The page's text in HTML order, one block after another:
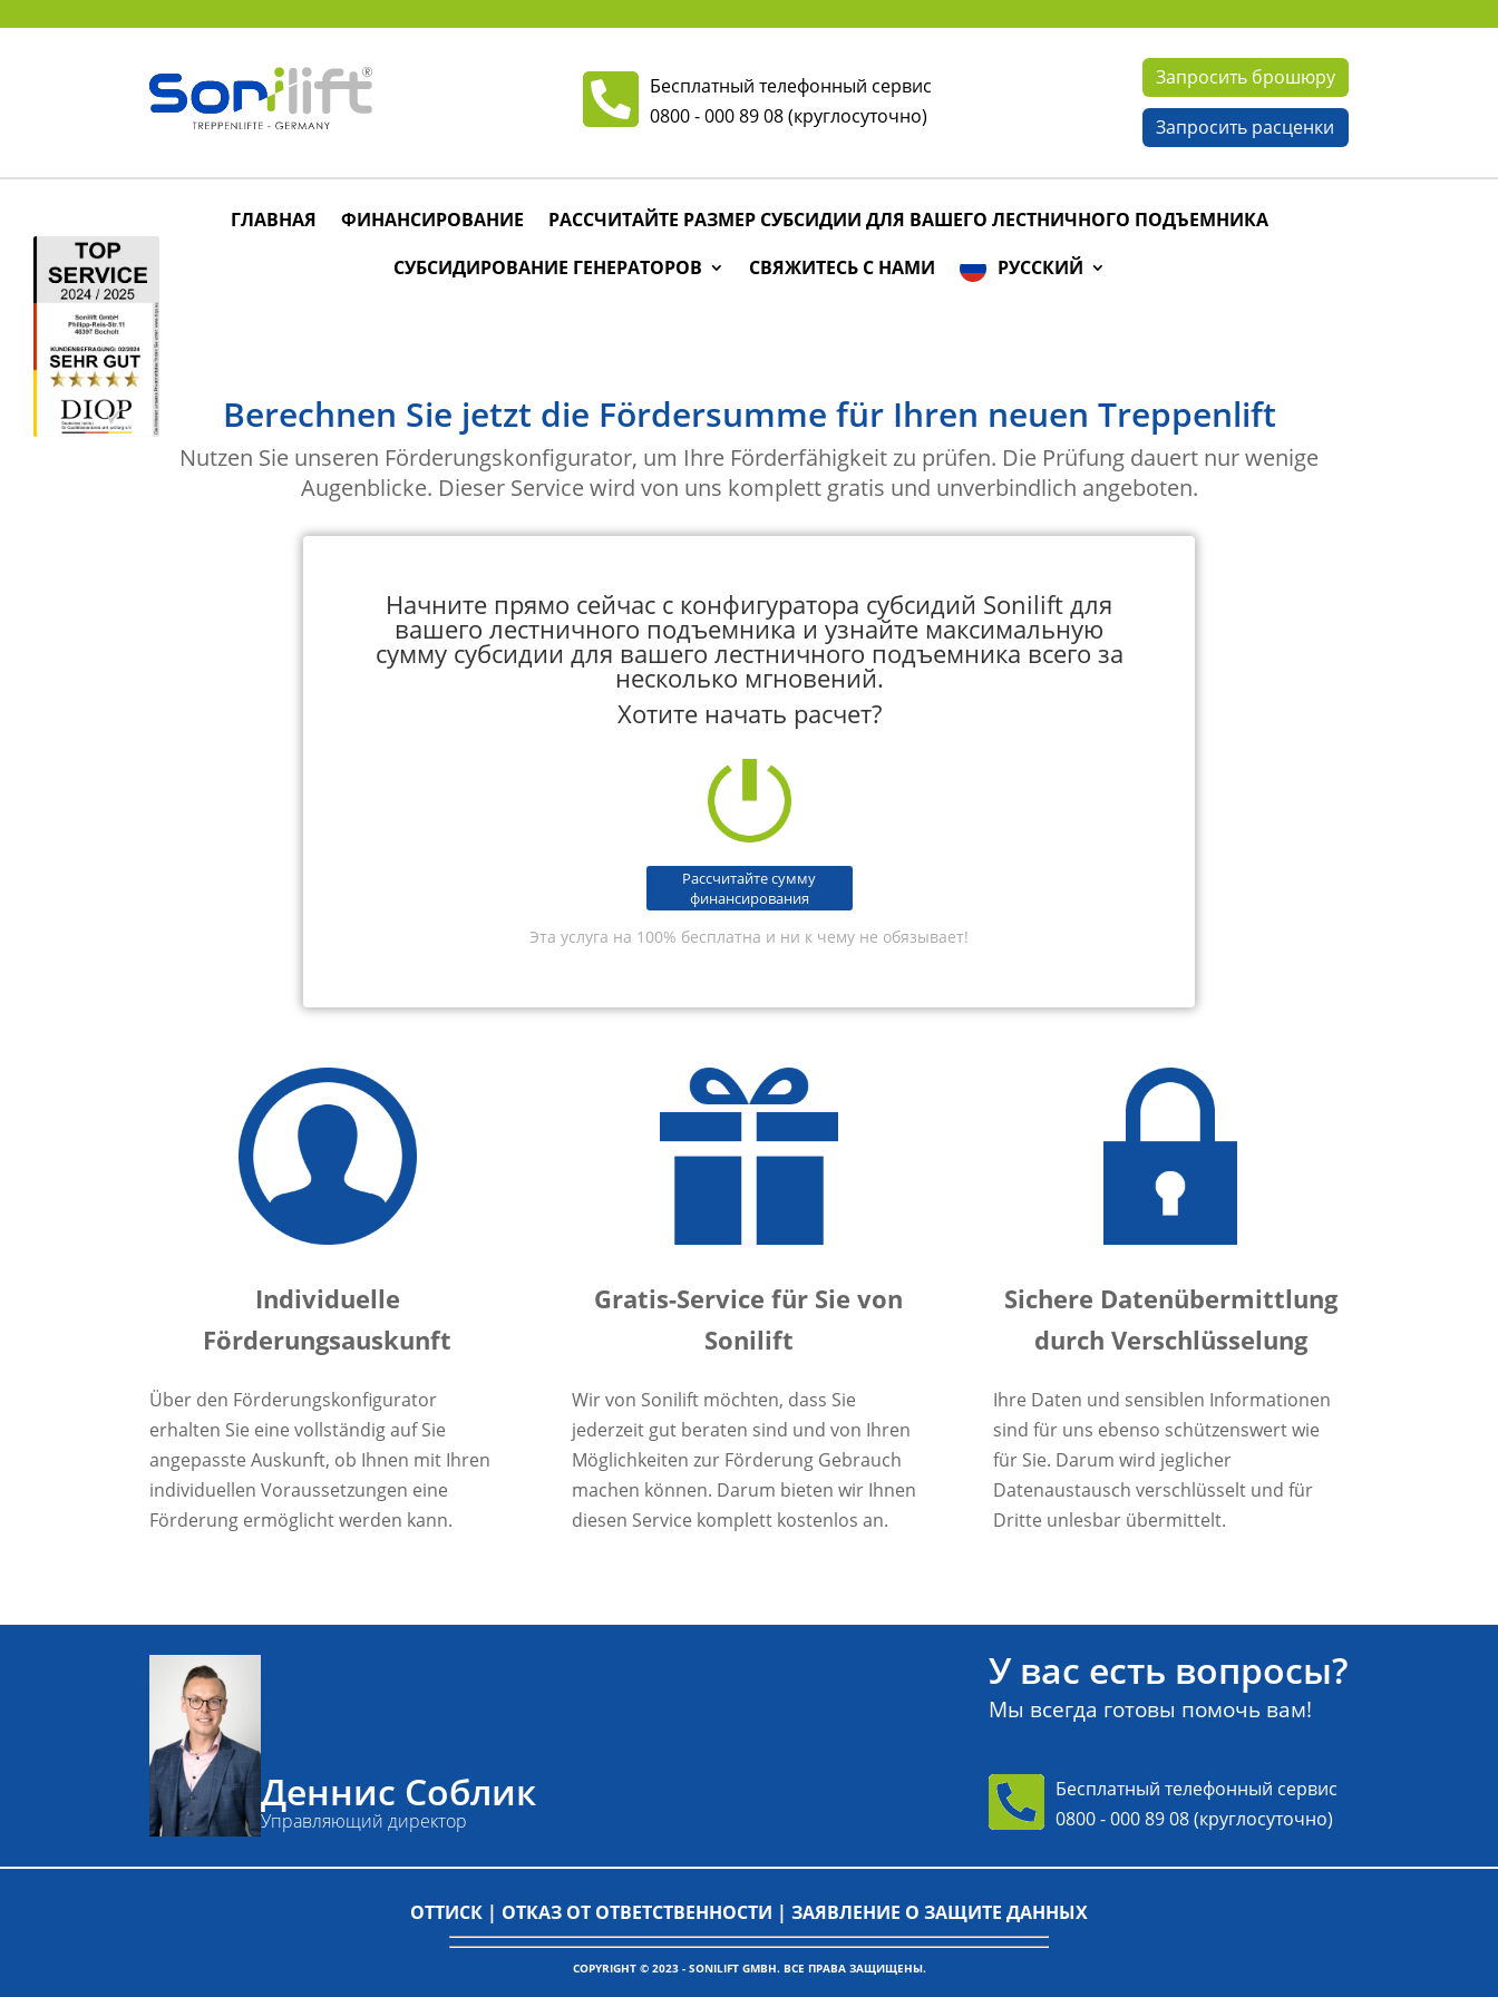
Бесплатный телефонный сервис
0800 - 000 89 08(круглосуточно)
Запросить брошюру
Запросить расценки
ГЛАВНАЯ ФИНАНСИРОВАНИЕ
РАССЧИТАЙТЕ РАЗМЕР СУБСИДИИ ДЛЯ ВАШЕГО ЛЕСТНИЧНОГО ПОДЪЕМНИКА
СУБСИДИРОВАНИЕ ГЕНЕРАТОРОВ
СВЯЖИТЕСЬ С НАМИ РУССКИЙ
Berechnen Sie jetzt die Fördersumme für Ihren neuen Treppenlift
Nutzen Sie unseren Förderungskonfigurator, um Ihre Förderfähigkeit zu prüfen. Die Prüfung dauert nur wenige
Augenblicke. Dieser Service wird von uns komplett gratis und unverbindlich angeboten.
Начните прямо сейчас с конфигуратора субсидий Sonilift для
вашего лестничного подъемника и узнайте максимальную
сумму субсидии для вашего лестничного подъемника всего за
несколько мгновений.
Хотите начать расчет?
Рассчитайте сумму
финансирования
Эта услуга на 100% бесплатна и ни к чему не обязывает!
Individuelle
Förderungsauskunft
Über den Förderungskonfigurator
erhalten Sie eine vollständig auf Sie
angepasste Auskunft, ob Ihnen mit Ihren
individuellen Voraussetzungen eine
Förderung ermöglicht werden kann.
Gratis-Service für Sie von
Sonilift
Wir von Sonilift möchten, dass Sie
jederzeit gut beraten sind und von Ihren
Möglichkeiten zur Förderung Gebrauch
machen können. Darum bieten wir Ihnen
diesen Service komplett kostenlos an.
Sichere Datenübermittlung
durch Verschlüsselung
Ihre Daten und sensiblen Informationen
sind für uns ebenso schützenswert wie
für Sie. Darum wird jeglicher
Datenaustausch verschlüsselt und für
Dritte unlesbar übermittelt.
Деннис Соблик
Управляющий директор
У вас есть вопросы?
Мы всегда готовы помочь вам!
Бесплатный телефонный сервис
0800 - 000 89 08(круглосуточно)
ОТТИСК | ОТКАЗ ОТ ОТВЕТСТВЕННОСТИ | ЗАЯВЛЕНИЕ О ЗАЩИТЕ ДАННЫХ
COPYRIGHT © 2023 - SONILIFT GMBH. ВСЕ ПРАВА ЗАЩИЩЕНЫ.